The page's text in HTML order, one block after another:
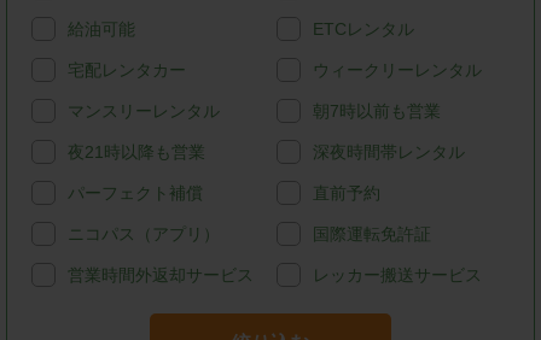
給油可能 ETCレンタル
宅配レンタカー ウィークリーレンタル
マンスリーレンタル 朝7時以前も営業
夜21時以降も営業 深夜時間帯レンタル
パーフェクト補償 直前予約
ニコパス（アプリ） 国際運転免許証
営業時間外返却サービス レッカー搬送サービス